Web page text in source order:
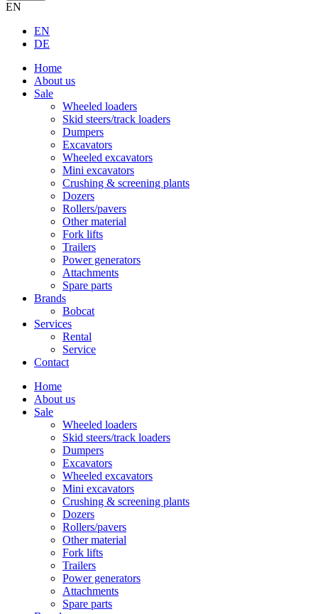
EN
EN
DE
Home
About us
Sale
Wheeled loaders
Skid steers/track loaders
Dumpers
Excavators
Wheeled excavators
Mini excavators
Crushing & screening plants
Dozers
Rollers/pavers
Other material
Fork lifts
Trailers
Power generators
Attachments
Spare parts
Brands
Bobcat
Services
Rental
Service
Contact
Home
About us
Sale
Wheeled loaders
Skid steers/track loaders
Dumpers
Excavators
Wheeled excavators
Mini excavators
Crushing & screening plants
Dozers
Rollers/pavers
Other material
Fork lifts
Trailers
Power generators
Attachments
Spare parts